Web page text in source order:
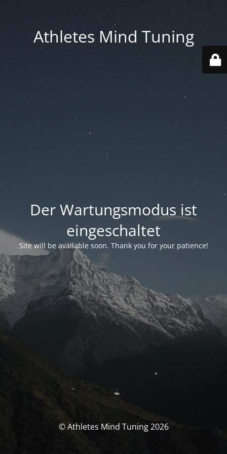
Athletes Mind Tuning
Der Wartungsmodus ist
eingeschaltet
Site will be available soon. Thank you for your patience!
© Athletes Mind Tuning 2026